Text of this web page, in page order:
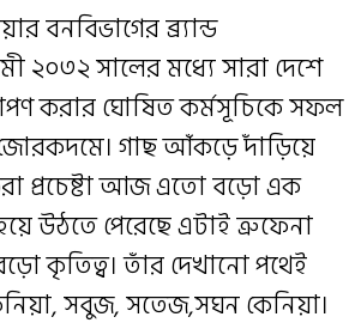
বনবিভাগের ব্র্যান্ড
২০৩২ সালের মধ্যে সারা দেশে
করার ঘোষিত কর্মসূচিকে সফল
গাছ আঁকড়ে দাঁড়িয়ে
প্রচেষ্টা আজ এতো বড়ো এক
উঠতে পেরেছে এটাই ত্রুফেনা
কৃতিত্ব। তাঁর দেখানো পথেই
সবুজ, সতেজ,সঘন কেনিয়া।